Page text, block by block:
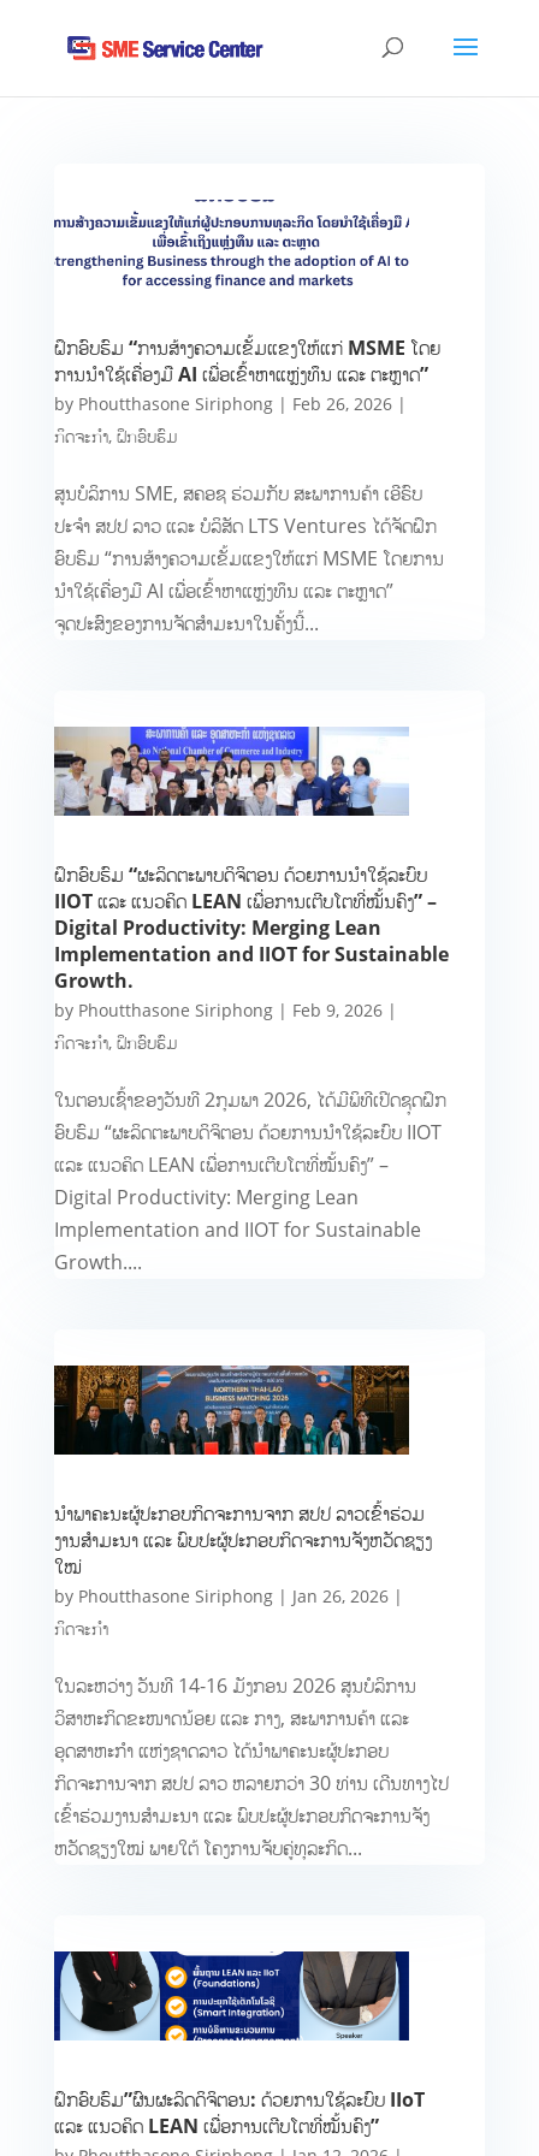
ຝຶກອົບຮົມ “ການສ້າງຄວາມເຂັ້ມແຂງໃຫ້ແກ່ MSME ໂດຍ
ການນຳໃຊ້ເຄື່ອງມື AI ເພື່ອເຂົ້າຫາແຫຼ່ງທຶນ ແລະ ຕະຫຼາດ”
by Phoutthasone Siriphong| Feb 26, 2026|
ກິດຈະກຳ, ຝຶກອົບຮົມ
ສູນບໍລິການ SME, ສຄອຊ ຮ່ວມກັບ​ ສະພາການຄ້າ ເອີຣົບ
ປະຈຳ​ ​ສປປ​ ລາວ ແລະ ບໍລິສັດ LTS Ventures ໄດ້ຈັດຝຶກ
ອົບຮົມ “ການສ້າງຄວາມເຂັ້ມແຂງໃຫ້ແກ່ MSME ໂດຍການ
ນຳໃຊ້ເຄື່ອງມື AI ເພື່ອເຂົ້າຫາແຫຼ່ງທຶນ ແລະ ຕະຫຼາດ”
ຈຸດປະສົງຂອງການຈັດສຳມະນາໃນຄັ້ງນີ້...
ຝຶກອົບຮົມ “ຜະລິດຕະພາບດິຈິຕອນ ດ້ວຍການນຳໃຊ້ລະບົບ
IIOT ແລະ ແນວຄິດ LEAN ເພື່ອການເຕີບໂຕທີ່ໝັ້ນຄົງ” –
Digital Productivity: Merging Lean
Implementation and IIOT for Sustainable
Growth.
by Phoutthasone Siriphong| Feb 9, 2026|
ກິດຈະກຳ, ຝຶກອົບຮົມ
ໃນຕອນເຊົ້າຂອງວັນທີ 2ກຸມພາ 2026, ໄດ້ມີພິທີເປີດຊຸດຝຶກ
ອົບຮົມ “ຜະລິດຕະພາບດິຈິຕອນ ດ້ວຍການນຳໃຊ້ລະບົບ IIOT
ແລະ ແນວຄິດ LEAN ເພື່ອການເຕີບໂຕທີ່ໝັ້ນຄົງ” –
Digital Productivity: Merging Lean
Implementation and IIOT for Sustainable
Growth....
ນຳພາຄະນະຜູ້ປະກອບກິດຈະການຈາກ ສປປ ລາວເຂົ້າຮ່ວມ
ງານສໍາມະນາ ແລະ ພົບປະຜູ້ປະກອບກິດຈະການ​ຈັງຫວັດ​ຊຽງ
ໃໝ່
by Phoutthasone Siriphong| Jan 26, 2026|
ກິດຈະກຳ
ໃນລະຫວ່າງ ວັນທີ 14-16 ມັງກອນ​ 2026 ສູນບໍລິການ
ວິສາຫະກິດຂະໜາດນ້ອຍ ແລະ ກາງ, ສະພາການຄ້າ ແລະ
ອຸດສາຫະກຳ ແຫ່ງຊາດລາວ ໄດ້ນຳພາຄະນະຜູ້ປະກອບ
ກິດຈະການຈາກ ສປປ ລາວ ຫລາຍກວ່າ​ 30​ ທ່ານ​ ເດີນທາງໄປ
ເຂົ້າຮ່ວມງານສໍາມະນາ ແລະ ພົບປະຜູ້ປະກອບກິດຈະການ​ຈັງ
ຫວັດ​ຊຽງໃໝ່​ ພາຍໃຕ້​ ໂຄງການຈັບຄູ່ທຸລະກິດ​...
ຝຶກອົບຮົມ”ຜົນຜະລິດດິຈິຕອນ: ດ້ວຍການໃຊ້ລະບົບ IIoT
ແລະ ແນວຄິດ LEAN ເພື່ອການເຕີບໂຕທີ່ໝັ້ນຄົງ”